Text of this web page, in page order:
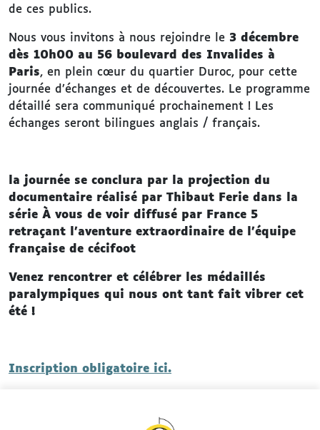
de ces publics.
Nous vous invitons à nous rejoindre le 3 décembre
dès 10h00 au 56 boulevard des Invalides à
Paris, en plein cœur du quartier Duroc, pour cette
journée d’échanges et de découvertes. Le programme
détaillé sera communiqué prochainement ! Les
échanges seront bilingues anglais / français.
la journée se conclura par la projection du
documentaire réalisé par Thibaut Ferie dans la
série À vous de voir diffusé par France 5
retraçant l’aventure extraordinaire de l’équipe
française de cécifoot
Venez rencontrer et célébrer les médaillés
paralympiques qui nous ont tant fait vibrer cet
été !
Inscription obligatoire ici.